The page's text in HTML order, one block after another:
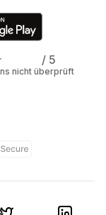
/ 5
nicht überprüft